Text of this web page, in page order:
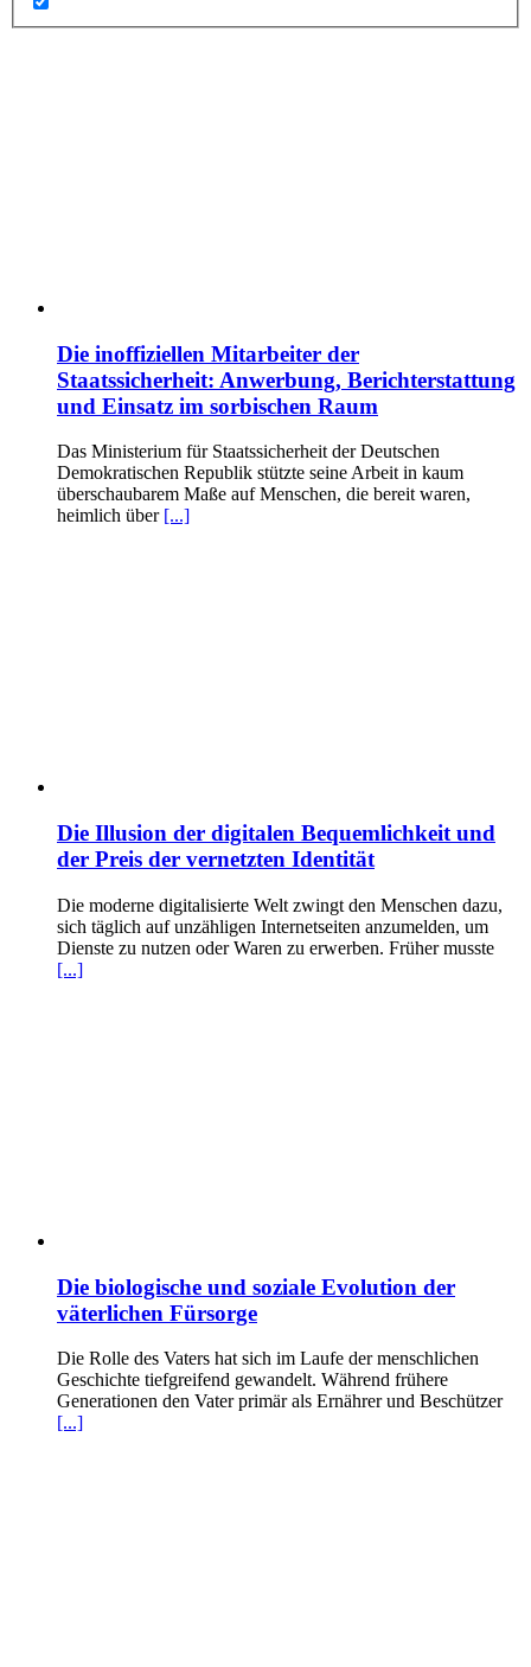
Die inoffiziellen Mitarbeiter der
Staatssicherheit: Anwerbung, Berichterstattung
und Einsatz im sorbischen Raum
Das Ministerium für Staatssicherheit der Deutschen
Demokratischen Republik stützte seine Arbeit in kaum
überschaubarem Maße auf Menschen, die bereit waren,
heimlich über [...]
Die Illusion der digitalen Bequemlichkeit und
der Preis der vernetzten Identität
Die moderne digitalisierte Welt zwingt den Menschen dazu,
sich täglich auf unzähligen Internetseiten anzumelden, um
Dienste zu nutzen oder Waren zu erwerben. Früher musste
[...]
Die biologische und soziale Evolution der
väterlichen Fürsorge
Die Rolle des Vaters hat sich im Laufe der menschlichen
Geschichte tiefgreifend gewandelt. Während frühere
Generationen den Vater primär als Ernährer und Beschützer
[...]